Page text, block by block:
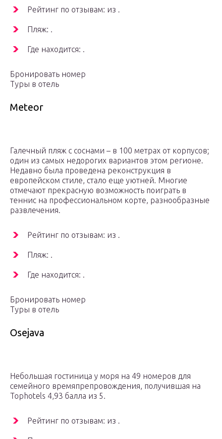
Рейтинг по отзывам: из .
Пляж: .
Где находится: .
Бронировать номер
Туры в отель
Meteor
Галечный пляж с соснами – в 100 метрах от корпусов;
один из самых недорогих вариантов этом регионе.
Недавно была проведена реконструкция в
европейском стиле, стало еще уютней. Многие
отмечают прекрасную возможность поиграть в
теннис на профессиональном корте, разнообразные
развлечения.
Рейтинг по отзывам: из .
Пляж: .
Где находится: .
Бронировать номер
Туры в отель
Osejava
Небольшая гостиница у моря на 49 номеров для
семейного времяпрепровождения, получившая на
Tophotels 4,93 балла из 5.
Рейтинг по отзывам: из .